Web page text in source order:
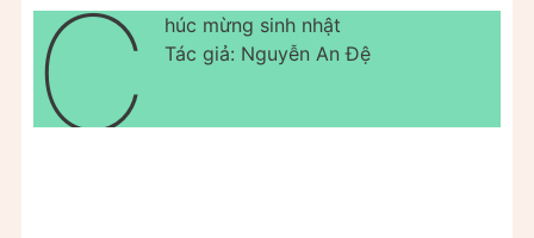
C
húc mừng sinh nhật
Tác giả: Nguyễn An Đệ